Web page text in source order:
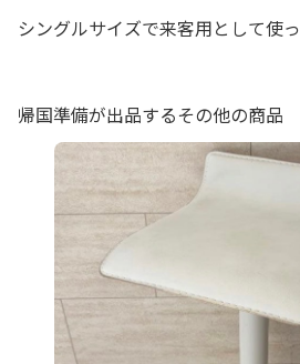
シングルサイズで来客用として使っ
帰国準備が出品するその他の商品